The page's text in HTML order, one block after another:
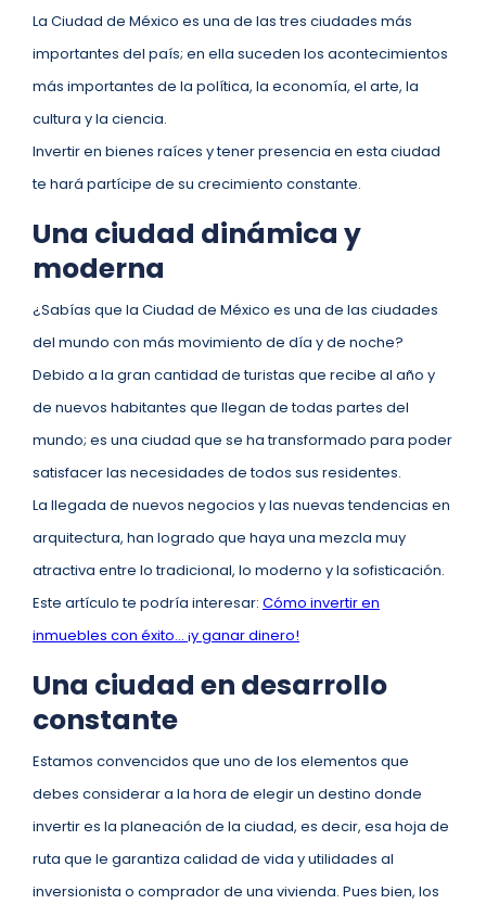
La Ciudad de México es una de las tres ciudades más
importantes del país; en ella suceden los acontecimientos
más importantes de la política, la economía, el arte, la
cultura y la ciencia.
Invertir en bienes raíces y tener presencia en esta ciudad
te hará partícipe de su crecimiento constante.
Una ciudad dinámica y
moderna
¿Sabías que la Ciudad de México es una de las ciudades
del mundo con más movimiento de día y de noche?
Debido a la gran cantidad de turistas que recibe al año y
de nuevos habitantes que llegan de todas partes del
mundo; es una ciudad que se ha transformado para poder
satisfacer las necesidades de todos sus residentes.
La llegada de nuevos negocios y las nuevas tendencias en
arquitectura, han logrado que haya una mezcla muy
atractiva entre lo tradicional, lo moderno y la sofisticación.
Este artículo te podría interesar: Cómo invertir en
inmuebles con éxito… ¡y ganar dinero!
Una ciudad en desarrollo
constante
Estamos convencidos que uno de los elementos que
debes considerar a la hora de elegir un destino donde
invertir es la planeación de la ciudad, es decir, esa hoja de
ruta que le garantiza calidad de vida y utilidades al
inversionista o comprador de una vivienda. Pues bien, los